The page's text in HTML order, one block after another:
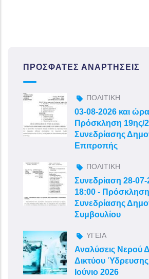
ΠΡΌΣΦΑΤΕΣ ΑΝΑΡΤΉΣΕΙΣ
ΠΟΛΙΤΙΚΗ
03-08-2026 και
Πρόσκληση 19ης/
Συνεδρίασης
Επιτροπής
ΠΟΛΙΤΙΚΗ
Συνεδρίαση 28-
18:00 - Πρόσκληση
Συνεδρίασης
Συμβουλίου
ΥΓΕΙΑ
Αναλύσεις Νερού
Δικτύου
Ιούνιο 2026